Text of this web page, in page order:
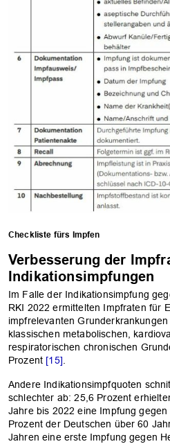
Checkliste fürs Impfen
Verbesserung der
Indikationsimpfungen
Im Falle der Indikationsimpfung
RKI 2022 ermittelten Impfraten für
impfrelevanten
klassischen metabolischen,
respiratorischen chronischen
Prozent [15].
Andere Indikationsimpfquoten
schlechter ab: 25,6 Prozent
Jahre bis 2022 eine Impfung
Prozent der Deutschen über 60
Jahren eine erste Impfung gegen